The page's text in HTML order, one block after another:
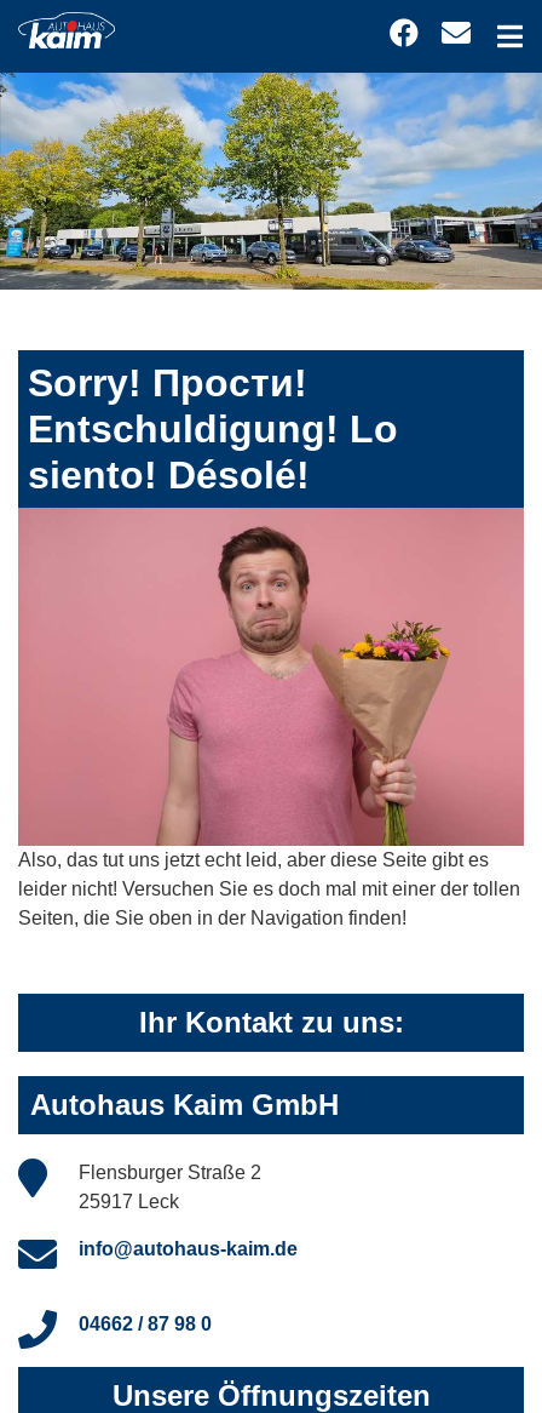
Sorry! Прости!
Entschuldigung! Lo
siento! Désolé!
Also, das tut uns jetzt echt leid, aber diese Seite gibt es
leider nicht! Versuchen Sie es doch mal mit einer der tollen
Seiten, die Sie oben in der Navigation finden!
Ihr Kontakt zu uns:
Autohaus Kaim GmbH
Flensburger Straße 2
25917 Leck
info@autohaus-kaim.de
04662 / 87 98 0
Unsere Öffnungszeiten